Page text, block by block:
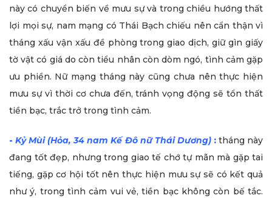
này có chuyển biến về mưu sự và trong chiều hướng thất
lợi mọi sự, nam mạng có Thái Bạch chiếu nên cẩn thận vì
tháng xấu vận xấu đề phòng trong giao dịch, giữ gìn giấy
tờ vật có giá do còn tiểu nhân còn dòm ngó, tình cảm gặp
ưu phiền. Nữ mạng tháng này cũng chưa nên thực hiện
mưu sự vì thời cơ chưa đến, tránh vọng động sẽ tổn thất
tiền bạc, trắc trở trong tình cảm.
-Kỷ Mùi (Hỏa, 34 nam Kế Đô nữ Thái Dương):tháng này
đang tốt đẹp, nhưng trong giao tế chớ tự mãn mà gặp tai
tiếng, gặp cơ hội tốt nên thực hiện mưu sự sẽ có kết quả
như ý, trong tình cảm vui vẻ, tiền bạc không còn bế tắc.